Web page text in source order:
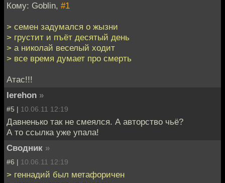
Кому: Goblin, #1
> семен задумался о жызни
> грустит и пъёт десятый день
> а николай веселый ходит
> все время думает про смерть
Атас!!!
Ierehon »
#5 | 10.06.11 12:19
Давненько так не смеялся. А авторство чьё?
А то ссылка уже упала!
Сводник »
#6 | 10.06.11 12:19
> геннадий был метафоричен